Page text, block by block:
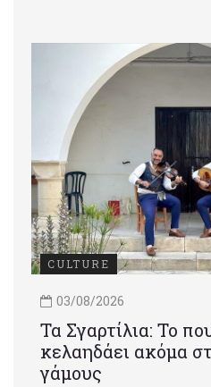
CULTURE
03/08/2026
Τα Σγαρτίλια: Το
κελαηδάει ακόμα
γάμους